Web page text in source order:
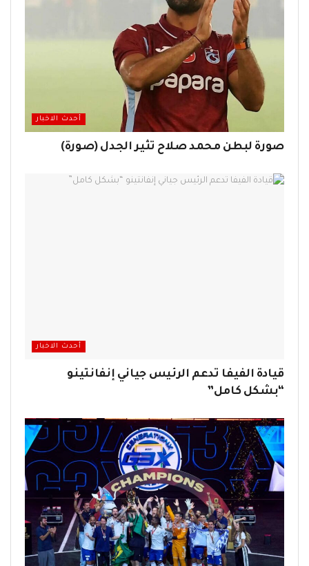
أحدث الاخبار
صورة لبطن محمد صلاح تثير الجدل (صورة)
أحدث الاخبار
قيادة الفيفا تدعم الرئيس جياني إنفانتينو
“بشكل كامل”